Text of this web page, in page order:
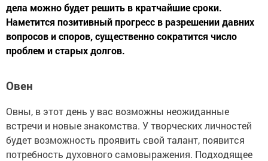
дела можно будет решить в кратчайшие сроки.
Наметится позитивный прогресс в разрешении давних
вопросов и споров, существенно сократится число
проблем и старых долгов.
Овен
Овны, в этот день у вас возможны неожиданные
встречи и новые знакомства. У творческих личностей
будет возможность проявить свой талант, появится
потребность духовного самовыражения. Подходящее